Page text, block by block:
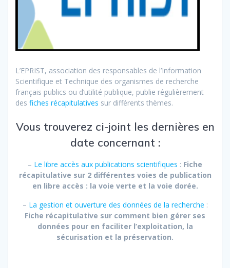
L’EPRIST, association des responsables de l’Information
Scientifique et Technique des organismes de recherche
français publics ou d’utilité publique, publie régulièrement
des fiches récapitulatives sur différents thèmes.
Vous trouverez ci-joint les dernières en
date concernant :
– Le libre accès aux publications scientifiques : Fiche
récapitulative sur 2 différentes voies de publication
en libre accès : la voie verte et la voie dorée.
– La gestion et ouverture des données de la recherche :
Fiche récapitulative sur comment bien gérer ses
données pour en faciliter l’exploitation, la
sécurisation et la préservation.